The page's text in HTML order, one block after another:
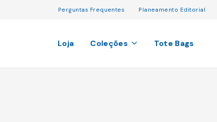
Perguntas Frequentes Planeamento Editorial
Loja Coleções Tote Bags